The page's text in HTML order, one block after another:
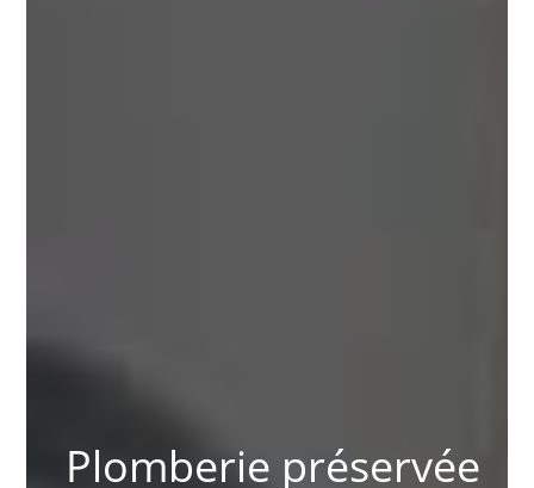
Plomberie préservée